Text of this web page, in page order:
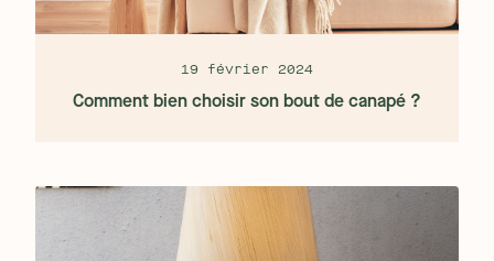
19 février 2024
Comment bien choisir son bout de canapé ?